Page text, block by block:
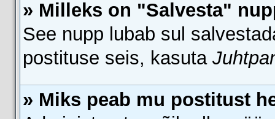
» Milleks on "Salvesta"
See nupp lubab sul
postituse seis, kasuta
» Miks peab mu postitust